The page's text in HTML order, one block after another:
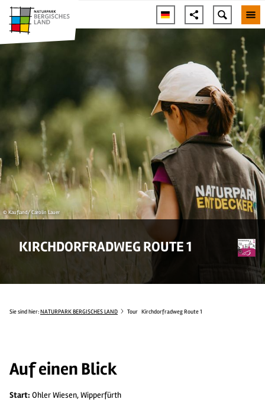
© Kaufland/ Carolin Lauer
KIRCHDORFRADWEG ROUTE 1
Sie sind hier:NATURPARK BERGISCHES LAND Tour Kirchdorfradweg Route 1
Auf einen Blick
Start: Ohler Wiesen, Wipperfürth